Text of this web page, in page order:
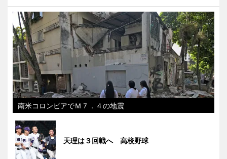
南米コロンビアでＭ７．４の地震
天理は３回戦へ 高校野球